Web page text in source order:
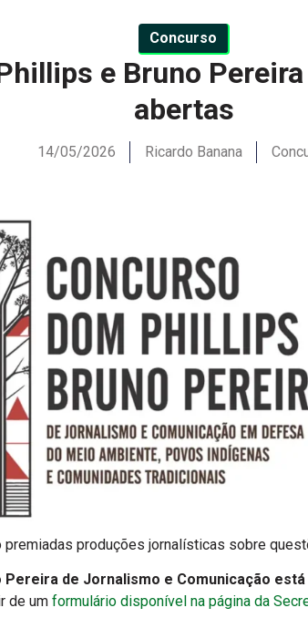
Concurso
e Bruno
abertas
14/05/2026 Ricardo Banana
premiadas produções jornalísticas sobre
Pereira de Jornalismo e Comunicação
de um formulário disponível na página da